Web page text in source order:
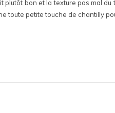
plutôt bon et la texture pas mal
toute petite touche de chantilly